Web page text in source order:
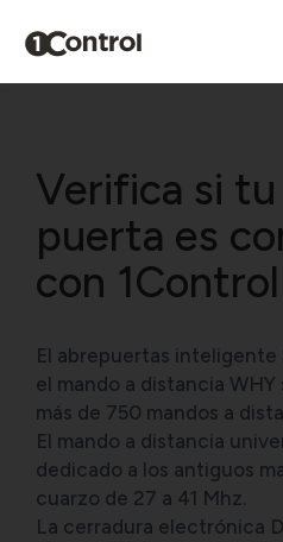
Verifica si
puerta es
con 1Control
El abrepuertas inteligente
el mando a distancia
más de 750 mandos a
El mando a distancia
dedicado a los antiguos
cuarzo de 27 a 41 Mhz.
La cerradura electrónica